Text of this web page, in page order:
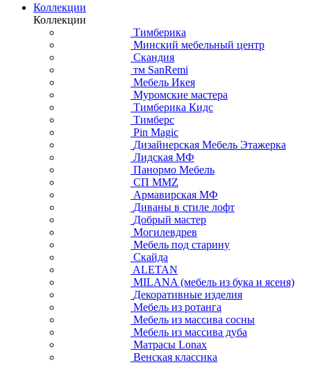
Коллекции
Коллекции
Тимберика
Минский мебельный центр
Скандия
тм SanRemi
Мебель Икея
Муромские мастера
Тимберика Кидс
Тимберс
Pin Magic
Дизайнерская Мебель Этажерка
Лидская МФ
Панормо Мебель
СП ММZ
Армавирская МФ
Диваны в стиле лофт
Добрый мастер
Могилевдрев
Мебель под старину
Скайда
ALETAN
MILANA (мебель из бука и ясеня)
Декоративные изделия
Мебель из ротанга
Мебель из массива сосны
Мебель из массива дуба
Матрасы Lonax
Венская классика